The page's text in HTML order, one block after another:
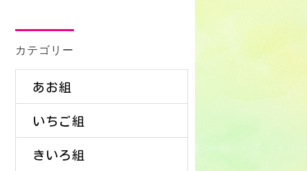
カテゴリー
あお組
いちご組
きいろ組